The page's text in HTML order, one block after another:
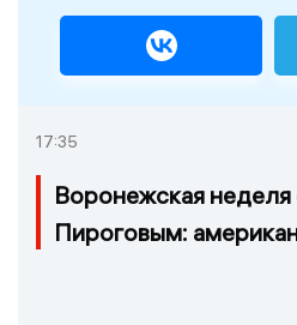
17:35
Воронежская
Пироговым: